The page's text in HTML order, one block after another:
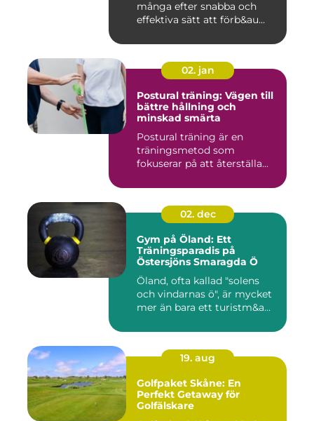
många efter snabba och
effektiva sätt att förb&au...
02. jan
Postural träning: Vägen till
bättre hållning och
minskad smärta
Postural träning är en
träningsmetod som
fokuserar på att återställa...
02. dec
Gym på Öland: Ett
Träningsparadis på
Östersjöns Smaragda Ö
Öland, ofta kallad "solens
och vindarnas ö", är mycket
mer än bara ett turistm&a...
19. aug
Golfpaket Skåne: En
Perfekt Getaway för
Golfälskare